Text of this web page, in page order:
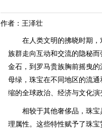
作者：王泽壮
在人类文明的拂晓时期，
族群走向互动和交流的隐秘
金石，到罗马贵族胸前摇曳
母绿，珠宝在不同地区的流
缩的全球政治、经济与文化演
相较于其他奢侈品，珠宝
理属性。这些特性赋予了珠宝